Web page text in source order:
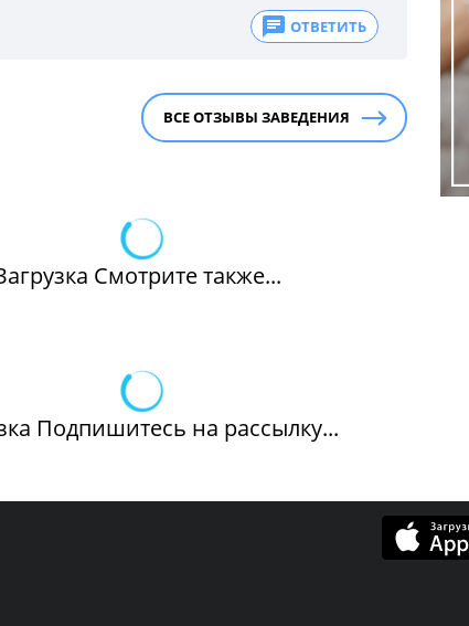
ОТВЕТИТЬ
ВСЕ ОТЗЫВЫ ЗАВЕДЕНИЯ
Смотрите также...
Подпишитесь на рассылку...